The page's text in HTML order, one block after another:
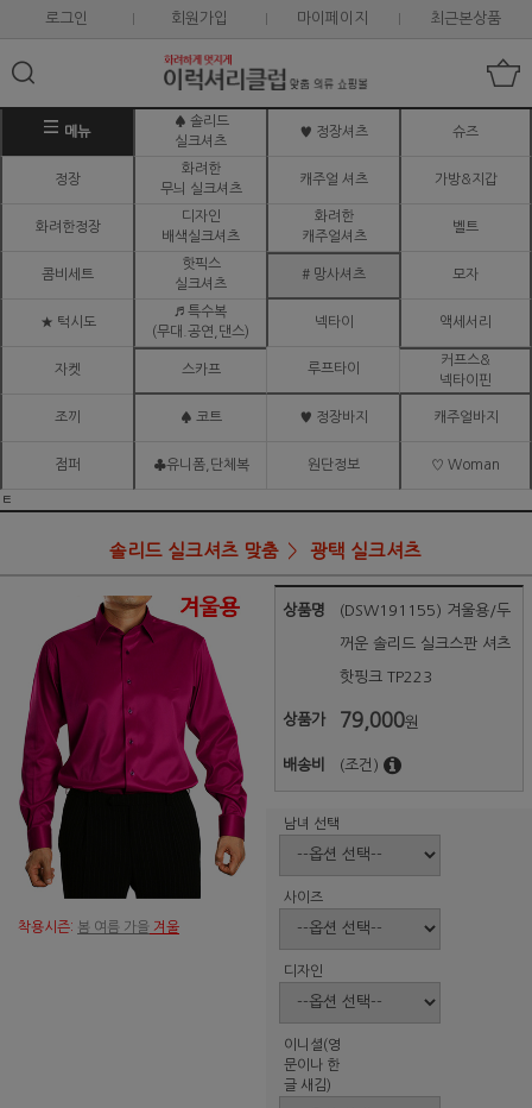
로그인 회원가입 마이페이지 최근본상품
메뉴
♠ 솔리드
실크셔츠
♥ 정장셔츠 슈즈
정장
화려한
무늬 실크셔츠
캐주얼 셔츠 가방&지갑
화려한정장
디자인
배색실크셔츠
화려한
캐주얼셔츠
벨트
콤비세트
핫픽스
실크셔츠
# 망사셔츠 모자
★ 턱시도
♬ 특수복
(무대.공연,댄스)
넥타이 액세서리
자켓 스카프 루프타이
커프스&
넥타이핀
조끼 ♠ 코트 ♥ 정장바지 캐주얼바지
점퍼 ♣유니폼,단체복 원단정보 ♡ Woman
ㅌ
솔리드 실크셔츠 맞춤 광택 실크셔츠
착용시즌: 봄 여름 가을 겨울
상품명 (DSW191155) 겨울용/두
꺼운 솔리드 실크스판 셔츠
핫핑크 TP223
상품가 79,000원
배송비 (조건)
남녀 선택
사이즈
디자인
이니셜(영
문이나 한
글 새김)